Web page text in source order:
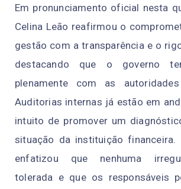
Em pronunciamento oficial nesta q
Celina Leão reafirmou o comprome
gestão com a transparência e o rig
destacando que o governo
plenamente com as autoridades
Auditorias internas já estão em and
intuito de promover um
situação da instituição financeira.
enfatizou que nenhuma
tolerada e que os responsáveis p